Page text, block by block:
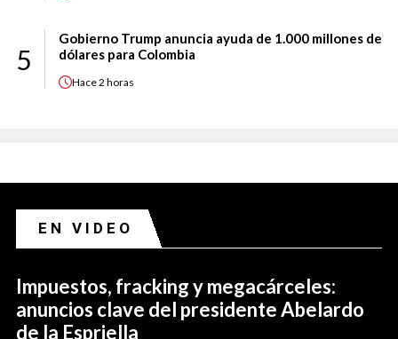
5
Gobierno Trump anuncia ayuda de 1.000 millones de
dólares para Colombia
Hace2 horas
EN VIDEO
Impuestos, fracking y megacárceles:
anuncios clave del presidente Abelardo
de la Espriella